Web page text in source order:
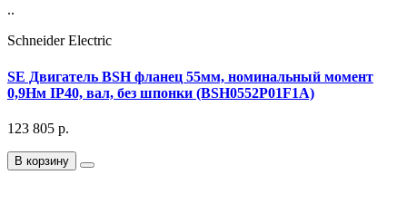
..
Schneider Electric
SE Двигатель BSH фланец 55мм, номинальный момент
0,9Нм IP40, вал, без шпонки (BSH0552P01F1A)
123 805 р.
В корзину